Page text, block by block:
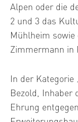
Alpen oder die
2 und 3 das
Mühlheim
Zimmermann in
In der Kategorie
Bezold, Inhaber
Ehrung